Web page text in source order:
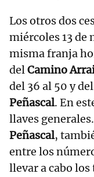
Los otros dos
miércoles 13 de
misma franja
delCamino
del 36 al 50 y
Peñascal. En
llaves
Peñascal,
entre los
llevar a cabo